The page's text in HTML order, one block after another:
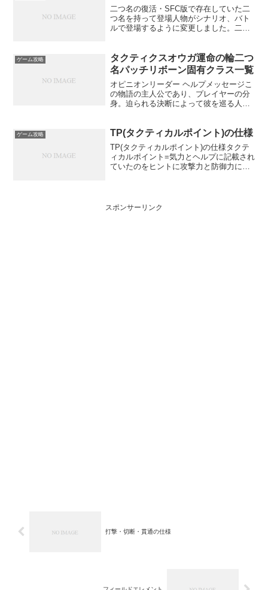
二つ名の復活・SFC版で存在していた二
つ名を持って登場人物がシナリオ、バト
ルで登場するように変更しました。二つ
ンスロット・ハミルトン)・占星術師ウォ
ーレン(ウォー...
ゲーム攻略
タクティクスオウガ運命の輪二つ
名パッチリボーン固有クラス一覧
オピニオンリーダー ヘルプメッセージこ
の物語の主人公であり、プレイヤーの分
身。迫られる決断によって彼を巡る人々
ーダーとして必要なスキルを使用するこ
とができる。HPMPS...
ゲーム攻略 TP(タクティカルポイント)の仕様
TP(タクティカルポイント)の仕様タクテ
ィカルポイント=気力とヘルプに記載され
ていたのをヒントに攻撃力と防御力に影
所持TP...
スポンサーリンク
打撃・切断・貫通の仕様